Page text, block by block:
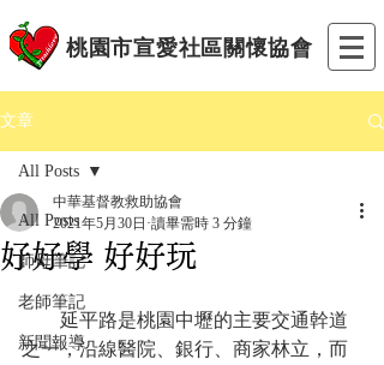
桃園市宣愛社區關懷協會
文章
All Posts
師母筆記
老師筆記
新聞報導
All Posts
好好學 好好玩
中華基督教救助協會
2021年5月30日 讀畢需時 3 分鐘
延平路是桃園中壢的主要交通幹道
之一，沿線醫院、銀行、商家林立，而